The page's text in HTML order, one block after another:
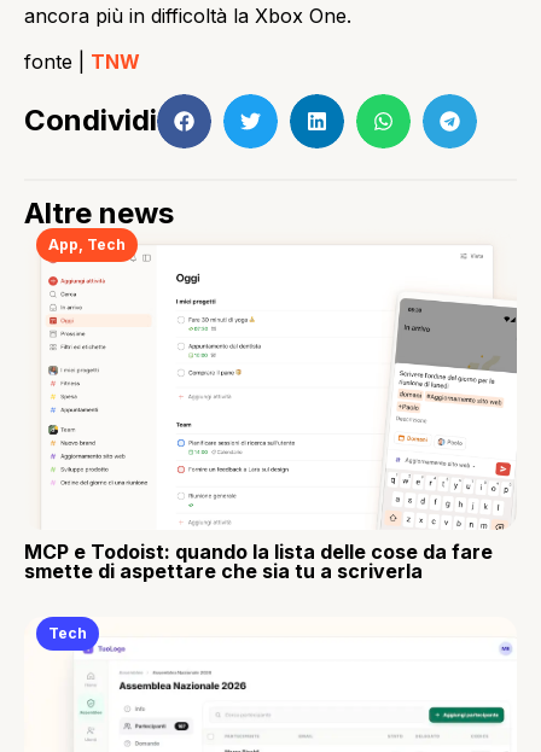
ancora più in difficoltà la Xbox One.
fonte | TNW
Condividi
Altre news
App Tech
MCP e Todoist: quando la lista delle cose da fare
smette di aspettare che sia tu a scriverla
Tech